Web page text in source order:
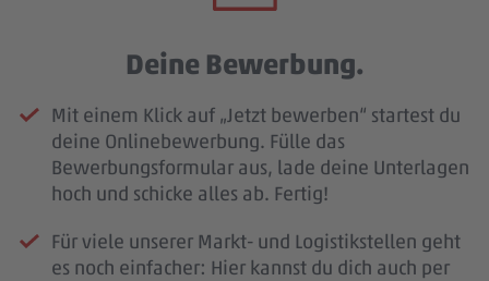
Deine Bewerbung.
Mit einem Klick auf „Jetzt bewerben“ startest du
deine Onlinebewerbung. Fülle das
Bewerbungsformular aus, lade deine Unterlagen
hoch und schicke alles ab. Fertig!
Für viele unserer Markt- und Logistikstellen geht
es noch einfacher: Hier kannst du dich auch per